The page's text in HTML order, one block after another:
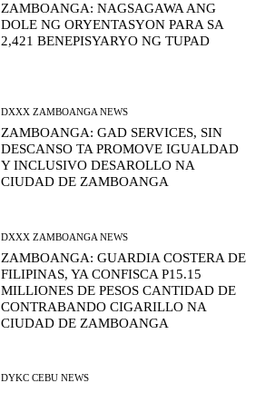
ZAMBOANGA: NAGSAGAWA ANG
DOLE NG ORYENTASYON PARA SA
2,421 BENEPISYARYO NG TUPAD
DXXX ZAMBOANGA NEWS
ZAMBOANGA: GAD SERVICES, SIN
DESCANSO TA PROMOVE IGUALDAD
Y INCLUSIVO DESAROLLO NA
CIUDAD DE ZAMBOANGA
DXXX ZAMBOANGA NEWS
ZAMBOANGA: GUARDIA COSTERA DE
FILIPINAS, YA CONFISCA P15.15
MILLIONES DE PESOS CANTIDAD DE
CONTRABANDO CIGARILLO NA
CIUDAD DE ZAMBOANGA
DYKC CEBU NEWS